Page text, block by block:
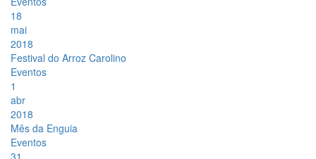
18
mai
2018
Festival do Arroz Carolino
Eventos
1
abr
2018
Mês da Enguia
Eventos
31